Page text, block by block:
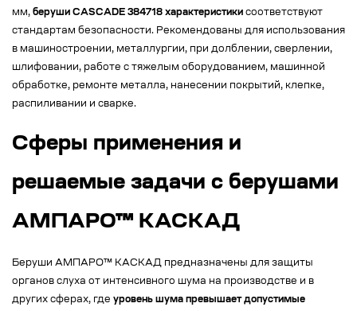
мм, беруши CASCADE 384718 характеристики соответствуют
стандартам безопасности. Рекомендованы для использования
в машиностроении, металлургии, при долблении, сверлении,
шлифовании, работе с тяжелым оборудованием, машинной
обработке, ремонте металла, нанесении покрытий, клепке,
распиливании и сварке.
Сферы применения и
решаемые задачи с берушами
АМПАРО™ КАСКАД
Беруши АМПАРО™ КАСКАД предназначены для защиты
органов слуха от интенсивного шума на производстве и в
других сферах, где уровень шума превышает допустимые